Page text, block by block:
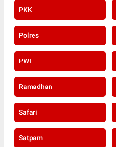
PKK
Polres
PWI
Ramadhan
Safari
Satpam